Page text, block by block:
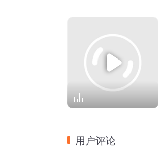
用户评论